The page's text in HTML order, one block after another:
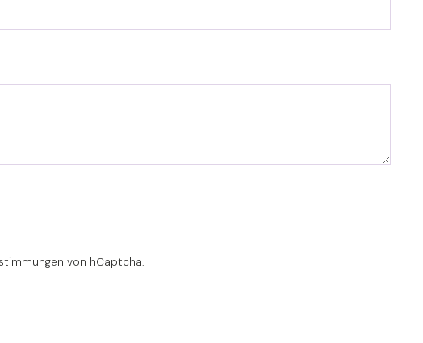
von hCaptcha.